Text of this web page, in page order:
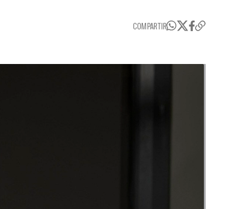
COMPARTIR